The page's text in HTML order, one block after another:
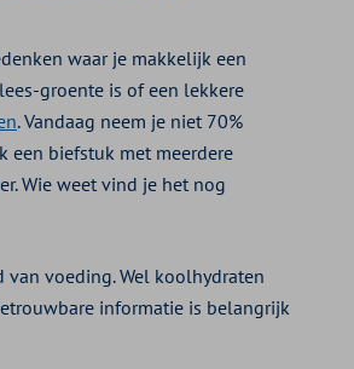
waar je makkelijk een
groente is of een lekkere
. Vandaag neem je niet 70%
een biefstuk met meerdere
Wie weet vind je het nog
voeding. Wel koolhydraten
informatie is belangrijk